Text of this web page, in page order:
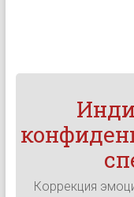
Коррекция